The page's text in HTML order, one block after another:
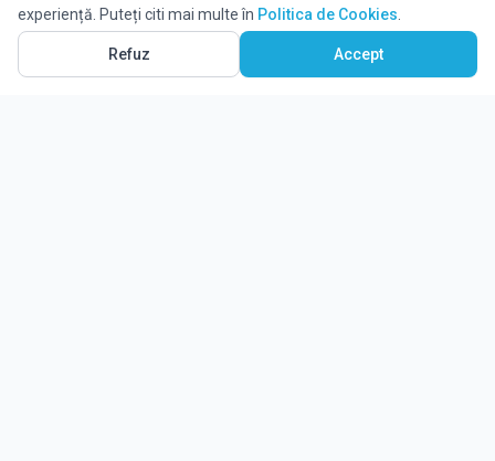
experiență. Puteți citi mai multe în Politica de Cookies
Refuz Accept